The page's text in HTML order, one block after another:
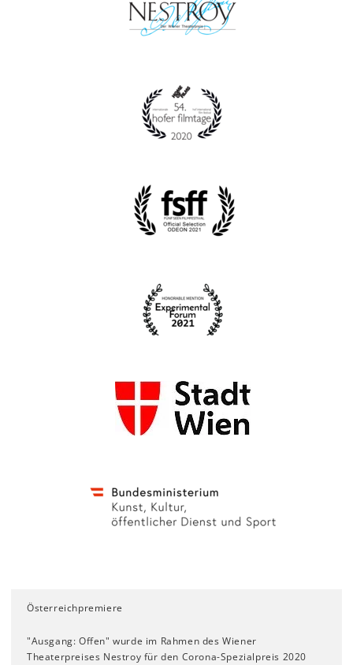
Österreichpremiere
"Ausgang: Offen" wurde im Rahmen des Wiener
Theaterpreises Nestroy für den Corona-Spezialpreis 2020